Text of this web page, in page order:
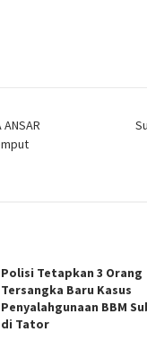
Polisi Tetapkan 3 Orang
Tersangka Baru Kasus
Penyalahgunaan BBM
di Tator